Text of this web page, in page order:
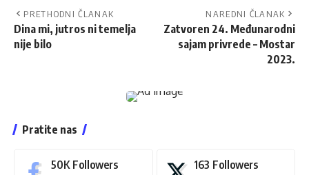
PRETHODNI ČLANAK
Dina mi, jutros ni temelja
nije bilo
NAREDNI ČLANAK
Zatvoren 24. Međunarodni
sajam privrede – Mostar
2023.
Pratite nas
50K Followers 163 Followers